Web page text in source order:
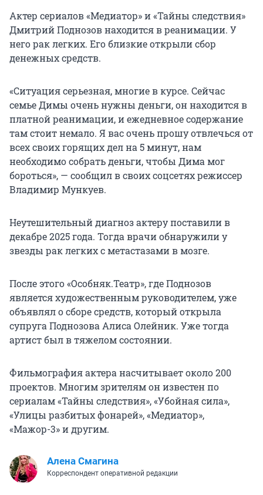
Актер сериалов «Медиатор» и «Тайны следствия»
Дмитрий Поднозов находится в реанимации. У
него рак легких. Его близкие открыли сбор
денежных средств.
«Ситуация серьезная, многие в курсе. Сейчас
семье Димы очень нужны деньги, он находится в
платной реанимации, и ежедневное содержание
там стоит немало. Я вас очень прошу отвлечься от
всех своих горящих дел на 5 минут, нам
необходимо собрать деньги, чтобы Дима мог
бороться», — сообщил в своих соцсетях режиссер
Владимир Мункуев.
Неутешительный диагноз актеру поставили в
декабре 2025 года. Тогда врачи обнаружили у
звезды рак легких с метастазами в мозге.
После этого «Особняк.Театр», где Поднозов
является художественным руководителем, уже
объявлял о сборе средств, который открыла
супруга Поднозова Алиса Олейник. Уже тогда
артист был в тяжелом состоянии.
Фильмография актера насчитывает около 200
проектов. Многим зрителям он известен по
сериалам «Тайны следствия», «Убойная сила»,
«Улицы разбитых фонарей», «Медиатор»,
«Мажор-3» и другим.
Алена Смагина
Корреспондент оперативной редакции